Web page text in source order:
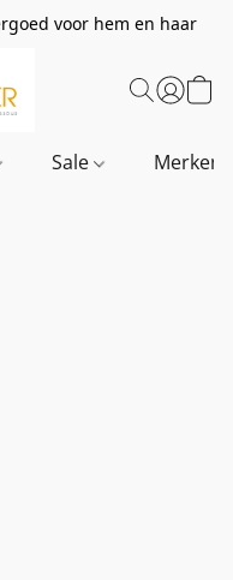
voor hem en haar
Sale Merken